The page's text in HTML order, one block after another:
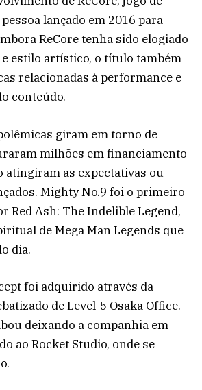
lançado em 2016 para
ReCore tenha sido elogiado
estilo artístico, o título também
relacionadas à performance e
conteúdo.
giram em torno de
milhões em financiamento
atingiram as expectativas ou
Mighty No.9 foi o primeiro
Red Ash: The Indelible Legend,
de Mega Man Legends que
dia.
foi adquirido através da
de Level-5 Osaka Office.
deixando a companhia em
ao Rocket Studio, onde se